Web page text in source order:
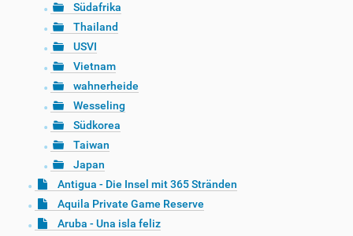
Südafrika
Thailand
USVI
Vietnam
wahnerheide
Wesseling
Südkorea
Taiwan
Japan
Antigua - Die Insel mit 365 Stränden
Aquila Private Game Reserve
Aruba - Una isla feliz